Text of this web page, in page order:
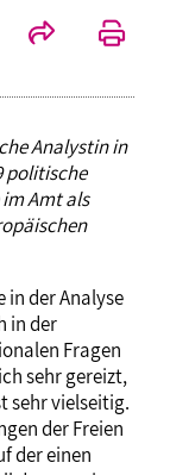
Analystin in
politische
Amt als
in der Analyse
in der
Fragen
sehr gereizt,
sehr vielseitig.
der Freien
der einen